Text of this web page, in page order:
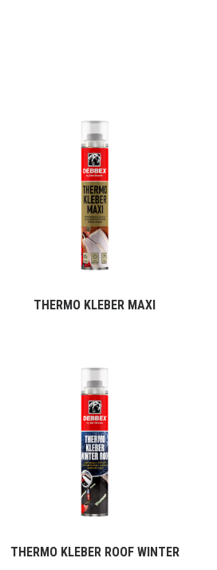
THERMO KLEBER MAXI
THERMO KLEBER ROOF WINTER